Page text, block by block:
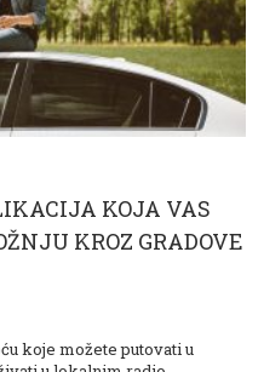
KOJA VAS
KROZ GRADOVE
koje možete putovati u